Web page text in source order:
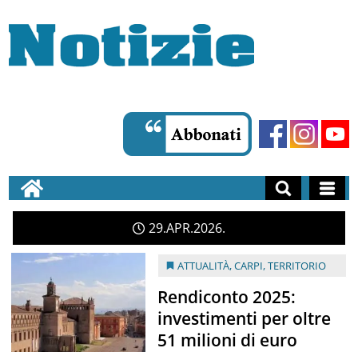
29APR2026
ATTUALITÀ,CARPI,TERRITORIO
Rendiconto 2025:
investimenti per oltre
51 milioni di euro